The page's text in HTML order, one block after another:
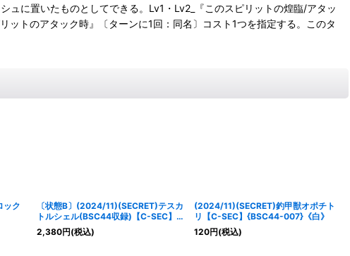
ュに置いたものとしてできる。Lv1・Lv2_『このスピリットの煌臨/アタッ
ットのアタック時』〔ターンに1回：同名〕コスト1つを指定する。このタ
ック
〔状態B〕(2024/11)(SECRET)テスカ
トルシェル(BSC44収録)【C-SEC】
{BS61-072}《白》
2,380円(税込)
(2024/11)(SECRET)釣甲獣オポチト
リ【C-SEC】{BSC44-007}《白》
120円(税込)